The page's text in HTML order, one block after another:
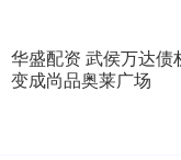
华盛配资 武侯万达
变成尚品奥莱广场